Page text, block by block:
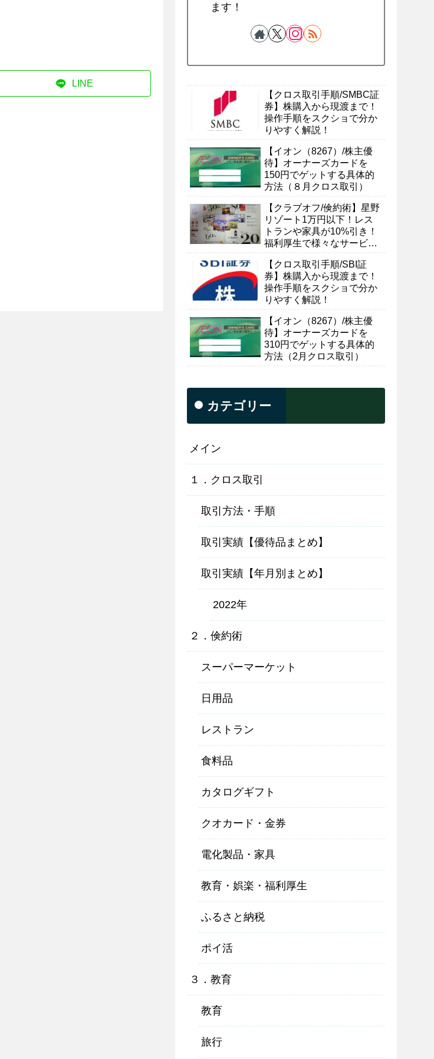
LINE
ます！
【クロス取引手順/SMBC証
券】株購入から現渡まで！
操作手順をスクショで分か
りやすく解説！
【イオン（8267）/株主優
待】オーナーズカードを
150円でゲットする具体的
方法（８月クロス取引）
【クラブオフ/倹約術】星野
リゾート1万円以下！レス
トランや家具が10%引き！
福利厚生で様々なサービス
【クロス取引手順/SBI証
券】株購入から現渡まで！
操作手順をスクショで分か
りやすく解説！
【イオン（8267）/株主優
待】オーナーズカードを
310円でゲットする具体的
方法（2月クロス取引）
カテゴリー
メイン
１．クロス取引
取引方法・手順
取引実績【優待品まとめ】
取引実績【年月別まとめ】
2022年
２．倹約術
スーパーマーケット
日用品
レストラン
食料品
カタログギフト
クオカード・金券
電化製品・家具
教育・娯楽・福利厚生
ふるさと納税
ポイ活
３．教育
教育
旅行